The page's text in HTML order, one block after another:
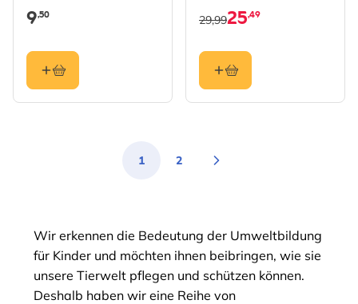
Band 2
9,50 25,49
29,99
Sie lesen gerade die Seite
1 Seite
2
Wir erkennen die Bedeutung der Umweltbildung
für Kinder und möchten ihnen beibringen, wie sie
unsere Tierwelt pflegen und schützen können.
Deshalb haben wir eine Reihe von